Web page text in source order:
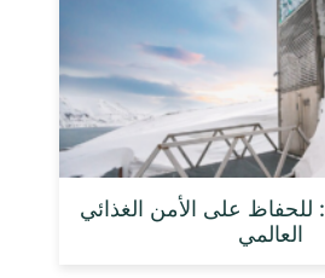
للحفاظ على الأمن الغذائي
العالمي